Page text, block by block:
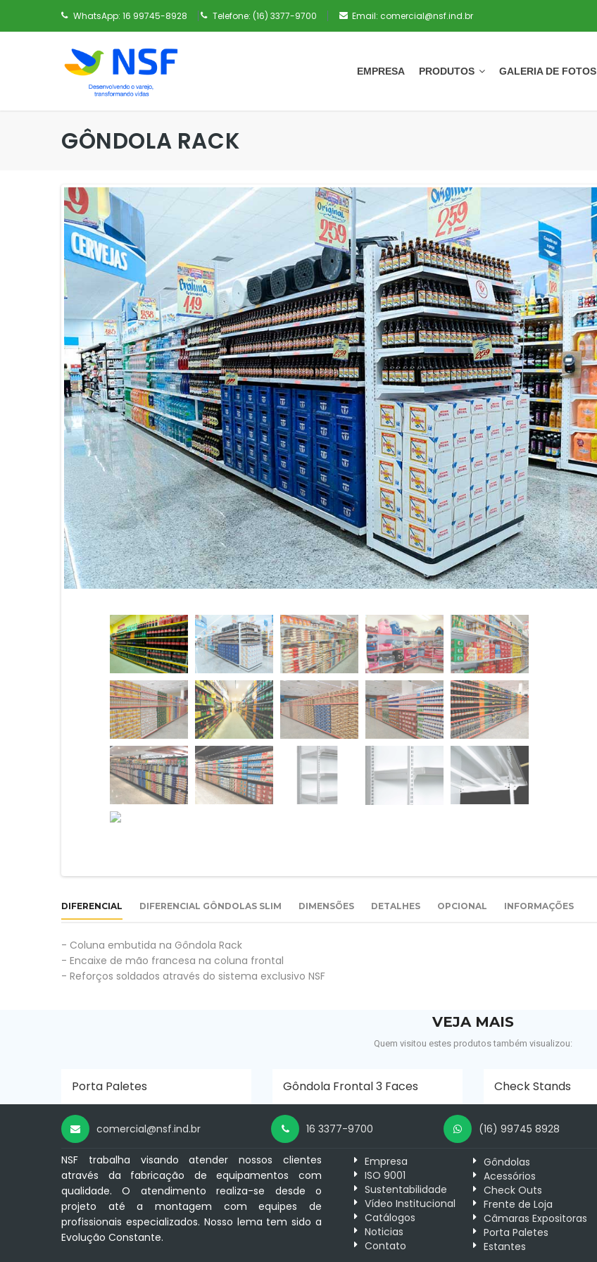
WhatsApp: 16 99745-8928 Telefone: (16) 3377-9700 Email: comercial@nsf.ind.br
EMPRESA PRODUTOS GALERIA DE FOTOS
GÔNDOLA RACK
DIFERENCIAL DIFERENCIAL GÔNDOLAS SLIM DIMENSÕES DETALHES OPCIONAL INFORMAÇÕES
- Coluna embutida na Gôndola Rack
- Encaixe de mão francesa na coluna frontal
- Reforços soldados através do sistema exclusivo NSF
VEJA MAIS
Quem visitou estes produtos também visualizou:
Porta Paletes Gôndola Frontal 3 Faces Check Stands
comercial@nsf.ind.br 16 3377-9700 (16) 99745 8928
NSF trabalha visando atender nossos clientes
através da fabricação de equipamentos com
qualidade. O atendimento realiza-se desde o
projeto até a montagem com equipes de
profissionais especializados. Nosso lema tem sido a
Evolução Constante.
Empresa
ISO 9001
Sustentabilidade
Vídeo Institucional
Catálogos
Noticias
Contato
Gôndolas
Acessórios
Check Outs
Frente de Loja
Câmaras Expositoras
Porta Paletes
Estantes